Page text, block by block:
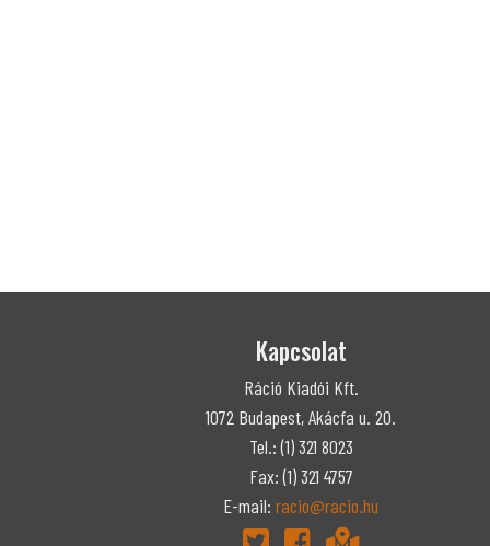
Kapcsolat
Ráció Kiadói Kft.
1072 Budapest, Akácfa u. 20.
Tel.: (1) 321 8023
Fax: (1) 321 4757
E-mail: racio@racio.hu